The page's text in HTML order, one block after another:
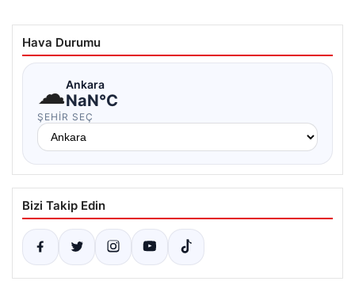
Hava Durumu
☁Ankara
NaN°C
ŞEHIR SEÇ
Bizi Takip Edin